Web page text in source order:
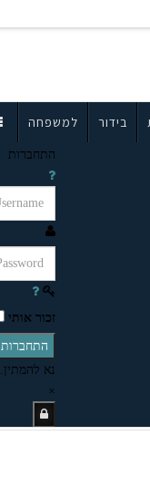
בידור למשפחה
התחברות
זכור אותי
התחברות
נא להמתין...
×